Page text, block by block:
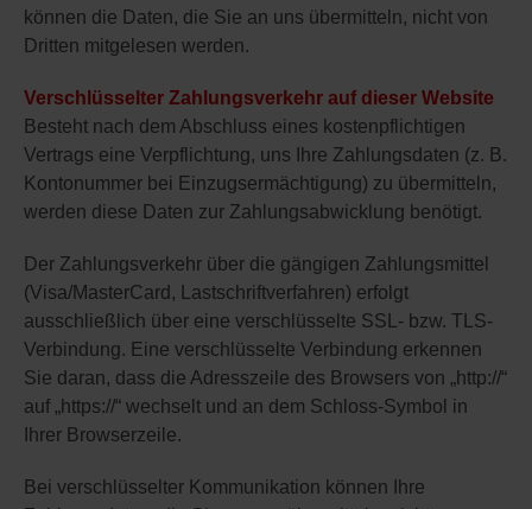
können die Daten, die Sie an uns übermitteln, nicht von
Dritten mitgelesen werden.
Verschlüsselter Zahlungsverkehr auf dieser Website
Besteht nach dem Abschluss eines kostenpflichtigen
Vertrags eine Verpflichtung, uns Ihre Zahlungsdaten (z. B.
Kontonummer bei Einzugsermächtigung) zu übermitteln,
werden diese Daten zur Zahlungsabwicklung benötigt.
Der Zahlungsverkehr über die gängigen Zahlungsmittel
(Visa/MasterCard, Lastschriftverfahren) erfolgt
ausschließlich über eine verschlüsselte SSL- bzw. TLS-
Verbindung. Eine verschlüsselte Verbindung erkennen
Sie daran, dass die Adresszeile des Browsers von „http://“
auf „https://“ wechselt und an dem Schloss-Symbol in
Ihrer Browserzeile.
Bei verschlüsselter Kommunikation können Ihre